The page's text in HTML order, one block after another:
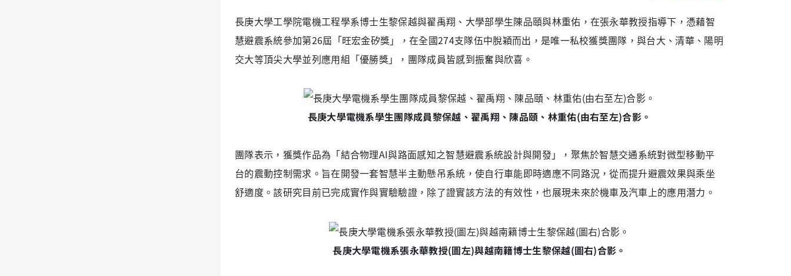
長庚大學工學院電機工程學系博士生黎保越與翟禹翔、大學部學生陳品頤與林重佑，在張永華教授指導下，憑藉智
慧避震系統參加第26屆「旺宏金矽獎」，在全國274支隊伍中脫穎而出，是唯一私校獲獎團隊，與台大、清華、陽明
交大等頂尖大學並列應用組「優勝獎」，團隊成員皆感到振奮與欣喜。
長庚大學電機系學生團隊成員黎保越、翟禹翔、陳品頤、林重佑(由右至左)合影。
團隊表示，獲獎作品為「結合物理AI與路面感知之智慧避震系統設計與開發」，聚焦於智慧交通系統對微型移動平
台的震動控制需求。旨在開發一套智慧半主動懸吊系統，使自行車能即時適應不同路況，從而提升避震效果與乘坐
舒適度。該研究目前已完成實作與實驗驗證，除了證實該方法的有效性，也展現未來於機車及汽車上的應用潛力。
長庚大學電機系張永華教授(圖左)與越南籍博士生黎保越(圖右)合影。